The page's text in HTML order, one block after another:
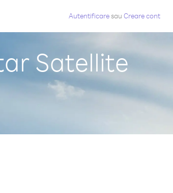
Autentificaresau Creare cont
Satellite